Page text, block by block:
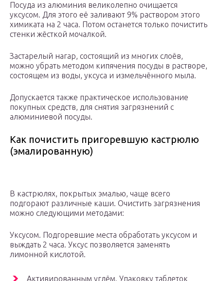
Посуда из алюминия великолепно очищается
уксусом. Для этого её заливают 9% раствором этого
химиката на 2 часа. Потом останется только почистить
стенки жёсткой мочалкой.
Застарелый нагар, состоящий из многих слоёв,
можно убрать методом кипячения посуды в растворе,
состоящем из воды, уксуса и измельчённого мыла.
Допускается также практическое использование
покупных средств, для снятия загрязнений с
алюминиевой посуды.
Как почистить пригоревшую кастрюлю
(эмалированную)
В кастрюлях, покрытых эмалью, чаще всего
подгорают различные каши. Очистить загрязнения
можно следующими методами:
Уксусом. Пoдгopeвшиe места обработать уксусом и
выждать 2 часа. Уксус позволяется заменять
лимонной кислотой.
Активированным углём. Упаковку таблеток